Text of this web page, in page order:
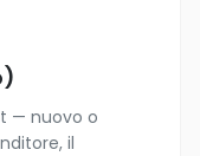
— nuovo o
il